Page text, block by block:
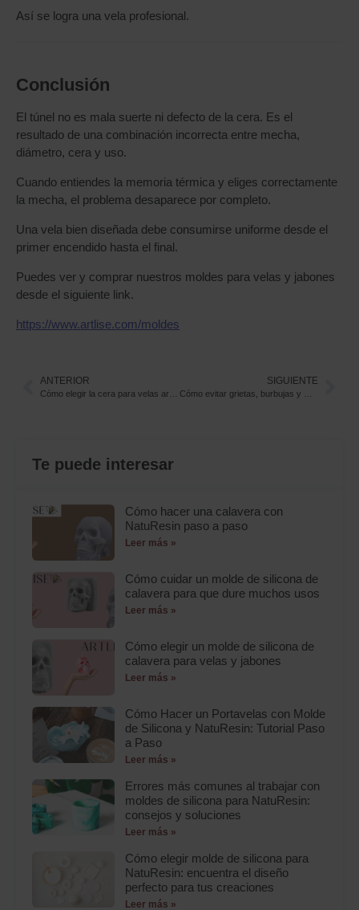
Así se logra una vela profesional.
Conclusión
El túnel no es mala suerte ni defecto de la cera. Es el
resultado de una combinación incorrecta entre mecha,
diámetro, cera y uso.
Cuando entiendes la memoria térmica y eliges correctamente
la mecha, el problema desaparece por completo.
Una vela bien diseñada debe consumirse uniforme desde el
primer encendido hasta el final.
Puedes ver y comprar nuestros moldes para velas y jabones
desde el siguiente link.
https://www.artlise.com/moldes
ANTERIOR SIGUIENTE
Te puede interesar
Cómo hacer una calavera con
NatuResin paso a paso
Leer más »
Cómo cuidar un molde de silicona de
calavera para que dure muchos usos
Leer más »
Cómo elegir un molde de silicona de
calavera para velas y jabones
Leer más »
Cómo Hacer un Portavelas con Molde
de Silicona y NatuResin: Tutorial Paso
a Paso
Leer más »
Errores más comunes al trabajar con
moldes de silicona para NatuResin:
consejos y soluciones
Leer más »
Cómo elegir molde de silicona para
NatuResin: encuentra el diseño
perfecto para tus creaciones
Leer más »